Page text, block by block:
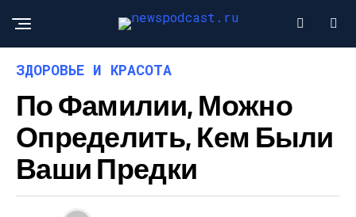
ЗДОРОВЬЕ И КРАСОТА
По Фамилии, Можно
Определить, Кем Были
Ваши Предки